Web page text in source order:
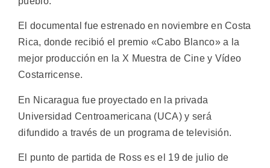
El documental fue estrenado en noviembre en Costa
Rica, donde recibió el premio «Cabo Blanco» a la
mejor producción en la X Muestra de Cine y Vídeo
Costarricense.
En Nicaragua fue proyectado en la privada
Universidad Centroamericana (UCA) y será
difundido a través de un programa de televisión.
El punto de partida de Ross es el 19 de julio de